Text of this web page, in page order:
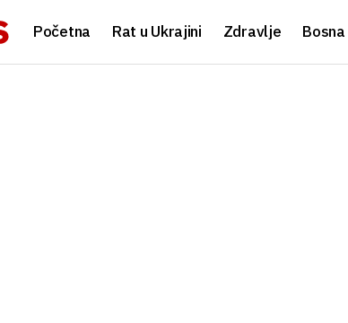
Početna Rat u Ukrajini Zdravlje